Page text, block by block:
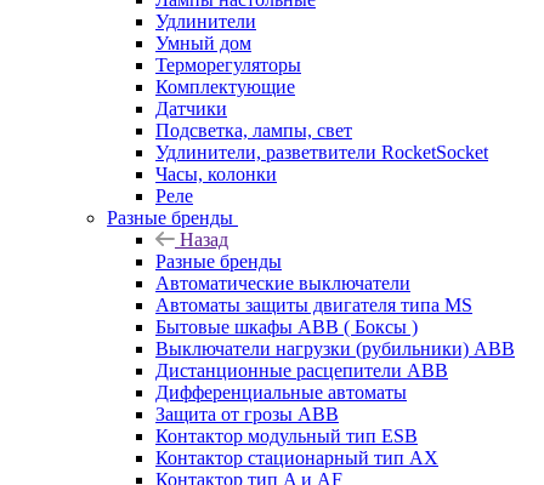
Удлинители
Умный дом
Терморегуляторы
Комплектующие
Датчики
Подсветка, лампы, свет
Удлинители, разветвители RocketSocket
Часы, колонки
Реле
Разные бренды
Назад
Разные бренды
Автоматические выключатели
Автоматы защиты двигателя типа MS
Бытовые шкафы ABB ( Боксы )
Выключатели нагрузки (рубильники) ABB
Дистанционные расцепители ABB
Дифференциальные автоматы
Защита от грозы ABB
Контактор модульный тип ESB
Контактор стационарный тип AX
Контактор тип A и AF